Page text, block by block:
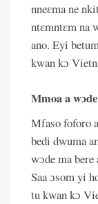
nneɛma ne
ntɛmntɛm na
ano. Eyi
kwan kɔ
Mmoa a
Mfaso foforo
bedi dwuma
wɔde ma bere
Saa ɔsom yi
tu kwan kɔ